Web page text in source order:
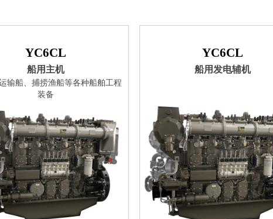
YC6CL
船用主机
输船、捕捞渔船等各种船舶工程
装备
YC6CL
船用发电辅机